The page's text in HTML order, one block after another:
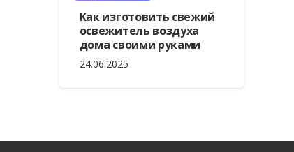
Как изготовить свежий
освежитель воздуха
дома своими руками
24.06.2025